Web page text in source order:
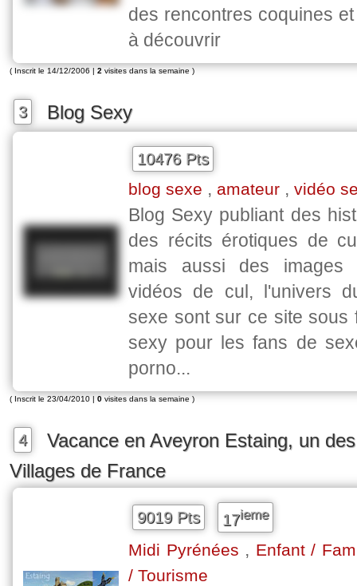
des rencontres coquines
à découvrir
( Inscrit le 14/12/2006 | 2 visites dans la semaine )
3 Blog Sexy
10476 Pts
blog sexe , amateur , vidéo
Blog Sexy publiant des
des récits érotiques de
mais aussi des
vidéos de cul, l'univers
sexe sont sur ce site sous
sexy pour les fans de
porno...
( Inscrit le 23/04/2010 | 0 visites dans la semaine )
4
Vacance en Aveyron Estaing, un
Villages de France
9019 Pts 17ieme
Midi Pyrénées , Enfant /
/ Tourisme